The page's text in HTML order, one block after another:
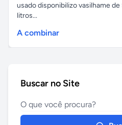
usado disponibilizo vasilhame de
litros...
A combinar
Buscar no Site